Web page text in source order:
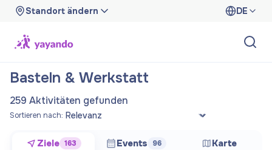
Standort ändern DE
Basteln & Werkstatt
259 Aktivitäten gefunden
Sortieren nach:
Ziele 163 Events 96 Karte